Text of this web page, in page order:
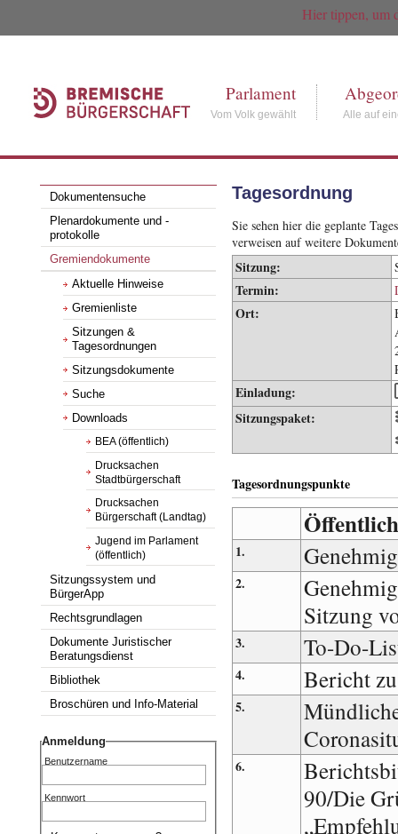
Hier tippen, um
Parlament
Vom Volk gewählt Alle auf
Dokumentensuche
Plenardokumente und -
protokolle
Gremiendokumente
Aktuelle Hinweise
Gremienliste
Sitzungen &
Tagesordnungen
Sitzungsdokumente
Suche
Downloads
BEA (öffentlich)
Drucksachen
Stadtbürgerschaft
Drucksachen
Bürgerschaft (Landtag)
Jugend im Parlament
(öffentlich)
Sitzungssystem und
BürgerApp
Rechtsgrundlagen
Dokumente Juristischer
Beratungsdienst
Bibliothek
Broschüren und Info-Material
Anmeldung
Benutzername
Kennwort
Tagesordnung
Sie sehen hier die geplante
verweisen auf weitere
Sitzung:
Termin:
Ort:
Einladung:
Sitzungspaket:
Tagesordnungspunkte
1.
2.
Sitzung
3. To-Do-
4. Bericht
5.
6.
90/Die